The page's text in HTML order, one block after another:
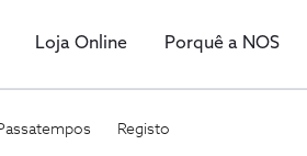
Loja Online Porquê a NOS
Registo